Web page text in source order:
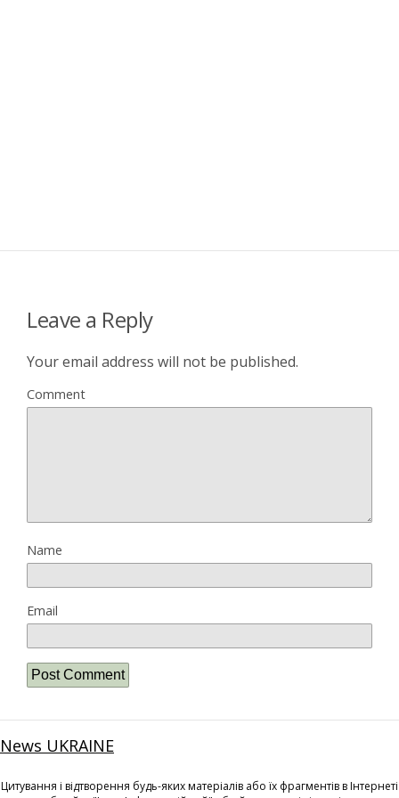
Leave a Reply
Your email address will not be published.
Comment
Name
Email
News UKRAINE
Цитування і відтворення будь-яких матеріалів або їх фрагментів в Інтернеті